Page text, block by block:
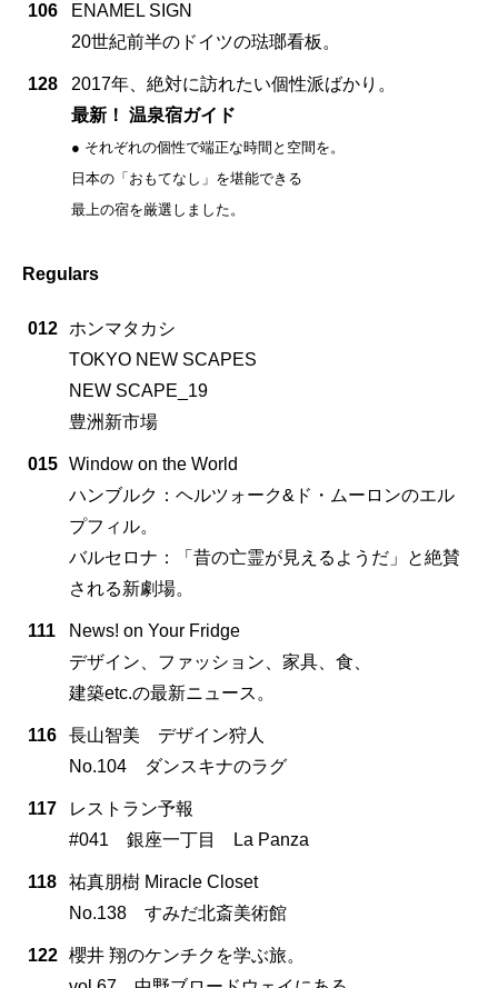
106
ENAMEL SIGN
20世紀前半のドイツの琺瑯看板。
128
2017年、絶対に訪れたい個性派ばかり。
最新！ 温泉宿ガイド
● それぞれの個性で端正な時間と空間を。
日本の「おもてなし」を堪能できる
最上の宿を厳選しました。
Regulars
012
ホンマタカシ
TOKYO NEW SCAPES
NEW SCAPE_19
豊洲新市場
015 Window on the World
ハンブルク：ヘルツォーク&ド・ムーロンのエル
プフィル。
バルセロナ：「昔の亡霊が見えるようだ」と絶賛
される新劇場。
111
News! on Your Fridge
デザイン、ファッション、家具、食、
建築etc.の最新ニュース。
116
長山智美 デザイン狩人
No.104 ダンスキナのラグ
117
レストラン予報
#041 銀座一丁目 La Panza
118
祐真朋樹 Miracle Closet
No.138 すみだ北斎美術館
122 櫻井 翔のケンチクを学ぶ旅。